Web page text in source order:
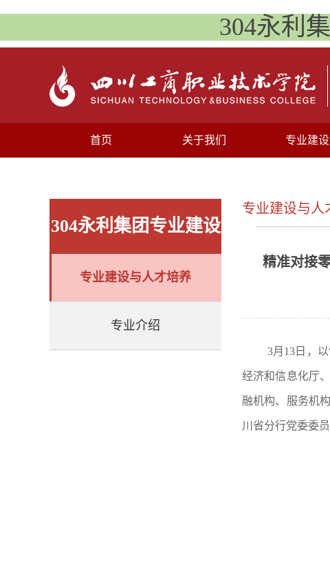
304永利
首页 关于我们 专业建设
304永利集团专业建设
专业建设与人才培养
专业介绍
专业建设与人
精准对接
3月 13 日，
经济和信息化厅
融机构、服务机
川省分行党委委